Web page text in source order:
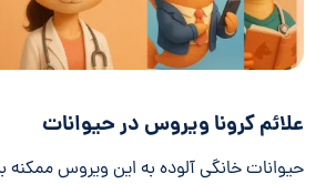
علائم کرونا ویروس در حیوانات
حیوانات خانگی آلوده به این ویروس ممکنه